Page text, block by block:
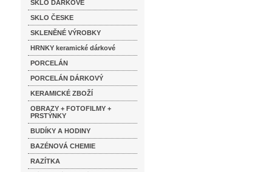
SKLO DÁRKOVÉ
SKLO ČESKE
SKLENĚNÉ VÝROBKY
HRNKY keramické dárkové
PORCELÁN
PORCELÁN DÁRKOVÝ
KERAMICKÉ ZBOŽÍ
OBRAZY + FOTOFILMY +
PRSTÝNKY
BUDÍKY A HODINY
BAZÉNOVÁ CHEMIE
RAZÍTKA